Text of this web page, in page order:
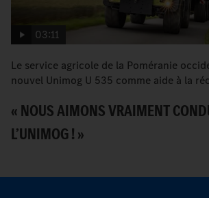
03:11
Le service agricole de la Poméranie
nouvel Unimog U 535 comme aide à la
« NOUS AIMONS VRAIMENT
L’UNIMOG ! »